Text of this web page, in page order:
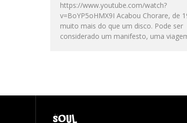
https://www.youtube.com/watch?
v=BoYP5oHMX9I Acabou Chorare, de
muito mais do que um disco. Pode ser
considerado um manifesto, uma